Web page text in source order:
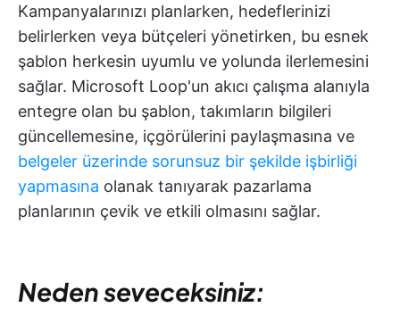
Kampanyalarınızı planlarken, hedeflerinizi
belirlerken veya bütçeleri yönetirken, bu esnek
şablon herkesin uyumlu ve yolunda ilerlemesini
sağlar. Microsoft Loop'un akıcı çalışma alanıyla
entegre olan bu şablon, takımların bilgileri
güncellemesine, içgörülerini paylaşmasına ve
belgeler üzerinde sorunsuz bir şekilde işbirliği
yapmasına olanak tanıyarak pazarlama
planlarının çevik ve etkili olmasını sağlar.
Neden seveceksiniz: